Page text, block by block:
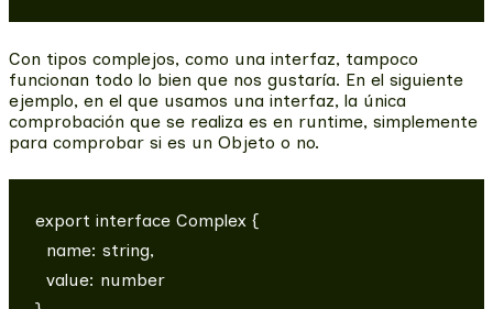
Con tipos complejos, como una interfaz, tampoco
funcionan todo lo bien que nos gustaría. En el siguiente
ejemplo, en el que usamos una interfaz, la única
comprobación que se realiza es en runtime, simplemente
para comprobar si es un Objeto o no.
export interface Complex {
  name: string,
  value: number